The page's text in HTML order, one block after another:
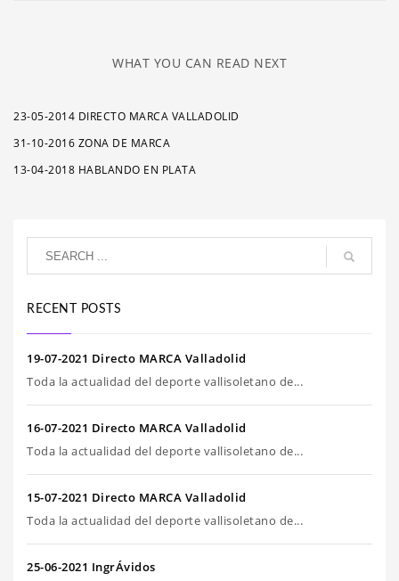
WHAT YOU CAN READ NEXT
23-05-2014 DIRECTO MARCA VALLADOLID
31-10-2016 ZONA DE MARCA
13-04-2018 HABLANDO EN PLATA
RECENT POSTS
19-07-2021 Directo MARCA Valladolid
Toda la actualidad del deporte vallisoletano de...
16-07-2021 Directo MARCA Valladolid
Toda la actualidad del deporte vallisoletano de...
15-07-2021 Directo MARCA Valladolid
Toda la actualidad del deporte vallisoletano de...
25-06-2021 IngrÁvidos